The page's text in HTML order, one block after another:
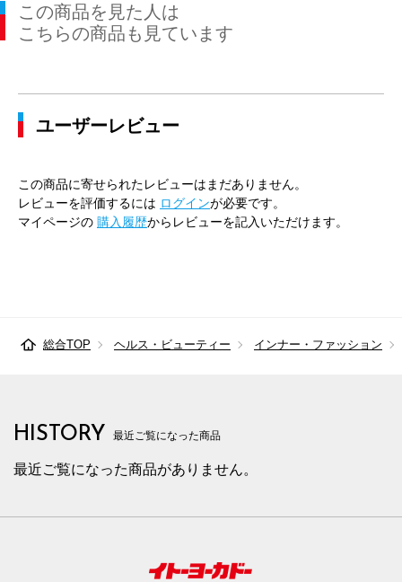
この商品を見た人は
こちらの商品も見ています
ユーザーレビュー
この商品に寄せられたレビューはまだありません。
レビューを評価するには ログインが必要です。
マイページの 購入履歴からレビューを記入いただけます。
総合TOP ヘルス・ビューティー インナー・ファッション
HISTORY 最近ご覧になった商品
最近ご覧になった商品がありません。